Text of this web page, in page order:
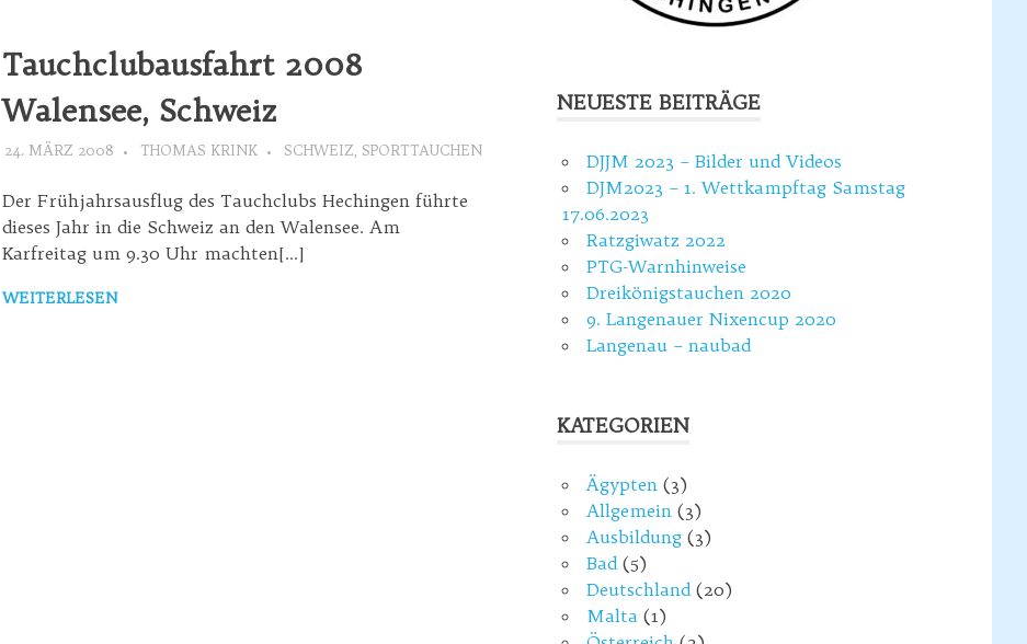
Tauchclubausfahrt 2008
Walensee, Schweiz
24. MÄRZ 2008 THOMAS KRINK SCHWEIZ SPORTTAUCHEN
Der Frühjahrsausflug des Tauchclubs Hechingen führte
dieses Jahr in die Schweiz an den Walensee. Am
Karfreitag um 9.30 Uhr machten[…]
WEITERLESEN
NEUESTE BEITRÄGE
DJJM 2023 – Bilder und Videos
DJM2023 – 1. Wettkampftag Samstag
17.06.2023
Ratzgiwatz 2022
PTG-Warnhinweise
Dreikönigstauchen 2020
9. Langenauer Nixencup 2020
Langenau – naubad
KATEGORIEN
Ägypten (3)
Allgemein (3)
Ausbildung (3)
Bad (5)
Deutschland (20)
Malta (1)